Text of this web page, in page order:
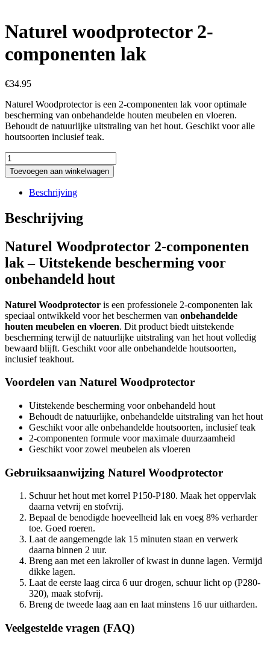
Naturel woodprotector 2-
componenten lak
€34.95
Naturel Woodprotector is een 2-componenten lak voor optimale
bescherming van onbehandelde houten meubelen en vloeren.
Behoudt de natuurlijke uitstraling van het hout. Geschikt voor alle
houtsoorten inclusief teak.
Naturel
woodprotector
2-
componenten
aantal
Toevoegen aan winkelwagen
Beschrijving
Beschrijving
Naturel Woodprotector 2-componenten
lak – Uitstekende bescherming voor
onbehandeld hout
Naturel Woodprotector is een professionele 2-componenten lak
speciaal ontwikkeld voor het beschermen van onbehandelde
houten meubelen en vloeren. Dit product biedt uitstekende
bescherming terwijl de natuurlijke uitstraling van het hout volledig
bewaard blijft. Geschikt voor alle onbehandelde houtsoorten,
inclusief teakhout.
Voordelen van Naturel Woodprotector
Uitstekende bescherming voor onbehandeld hout
Behoudt de natuurlijke, onbehandelde uitstraling van het hout
Geschikt voor alle onbehandelde houtsoorten, inclusief teak
2-componenten formule voor maximale duurzaamheid
Geschikt voor zowel meubelen als vloeren
Gebruiksaanwijzing Naturel Woodprotector
Schuur het hout met korrel P150-P180. Maak het oppervlak
daarna vetvrij en stofvrij.
Bepaal de benodigde hoeveelheid lak en voeg 8% verharder
toe. Goed roeren.
Laat de aangemengde lak 15 minuten staan en verwerk
daarna binnen 2 uur.
Breng aan met een lakroller of kwast in dunne lagen. Vermijd
dikke lagen.
Laat de eerste laag circa 6 uur drogen, schuur licht op (P280-
320), maak stofvrij.
Breng de tweede laag aan en laat minstens 16 uur uitharden.
Veelgestelde vragen (FAQ)